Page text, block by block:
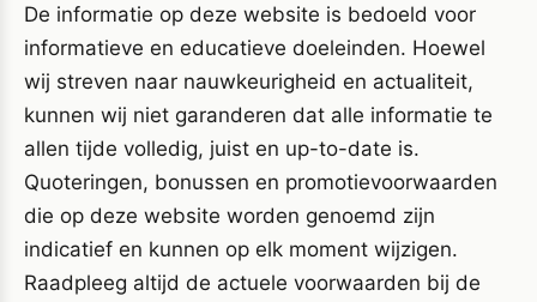
De informatie op deze website is bedoeld voor
informatieve en educatieve doeleinden. Hoewel
wij streven naar nauwkeurigheid en actualiteit,
kunnen wij niet garanderen dat alle informatie te
allen tijde volledig, juist en up-to-date is.
Quoteringen, bonussen en promotievoorwaarden
die op deze website worden genoemd zijn
indicatief en kunnen op elk moment wijzigen.
Raadpleeg altijd de actuele voorwaarden bij de